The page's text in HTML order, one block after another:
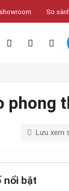
So
phong
Lưu xem
nổi bật